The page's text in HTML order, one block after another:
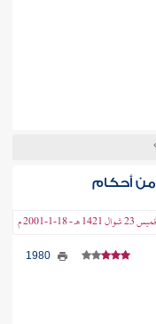
من أحكام
1421 هـ - 18-1-2001 م